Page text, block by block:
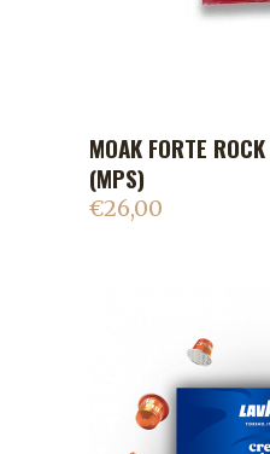
MOAK FORTE
(MPS)
€26,00